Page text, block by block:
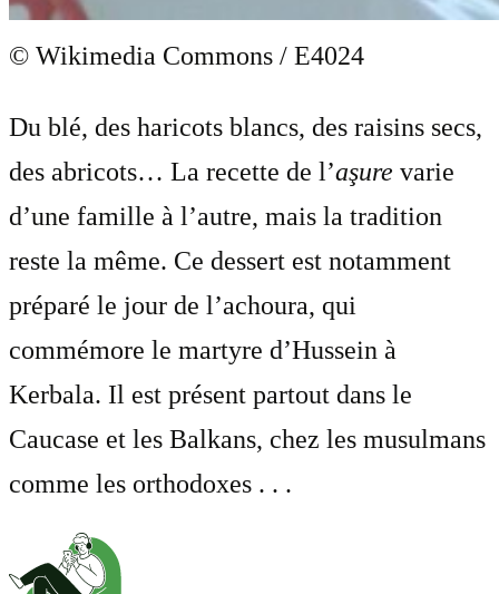
© Wikimedia Commons / E4024
Du blé, des haricots blancs, des raisins secs,
des abricots… La recette de l’aşure varie
d’une famille à l’autre, mais la tradition
reste la même. Ce dessert est notamment
préparé le jour de l’achoura, qui
commémore le martyre d’Hussein à
Kerbala. Il est présent partout dans le
Caucase et les Balkans, chez les musulmans
comme les orthodoxes . . .